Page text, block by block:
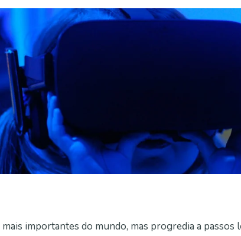
importantes do mundo, mas progredia a passos